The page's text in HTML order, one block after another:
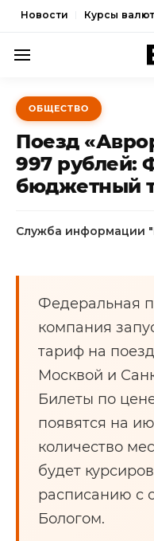
Новости Курсы валют
ПОЛИТИКА
ЭКОНОМИКА
ОБЩЕСТВО
СПОРТ
ОБЩЕСТВО
Поезд
997 рублей:
бюджетный
Служба информации
Федеральная
компания
тариф на
Москвой и
Билеты по
появятся на
количество
будет
расписанию с
Бологом.